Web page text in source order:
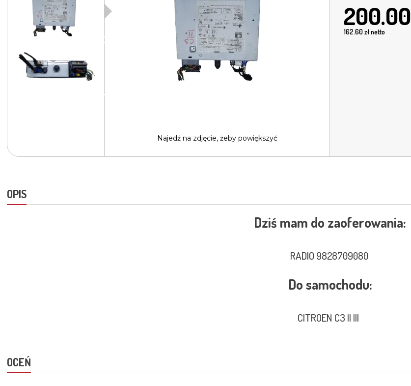
Najedź na zdjęcie, żeby powiększyć
200.00
162.60zł netto
OPIS
Dziś mam do zaoferowania:
RADIO 9828709080
Do samochodu:
CITROEN C3 II III
OCEŃ